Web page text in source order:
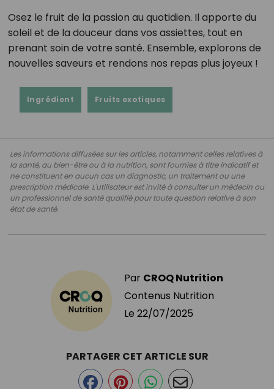
Osez le fruit de la passion au quotidien. Il apporte du
soleil et de la douceur dans vos assiettes, tout en
prenant soin de votre santé. Ensemble, explorons de
nouvelles saveurs et rendons nos repas plus joyeux !
Ingrédient Fruits exotiques
Les informations diffusées sur les articles, notamment celles relatives à
la santé, au bien-être ou à la nutrition, sont fournies à titre indicatif et
ne constituent en aucun cas un diagnostic, un traitement ou une
prescription médicale. L'utilisateur est invité à consulter un médecin ou
un professionnel de santé qualifié pour toute question relative à son
état de santé.
Par CROQ Nutrition
Contenus Nutrition
Le 22/07/2025
PARTAGER CET ARTICLE SUR